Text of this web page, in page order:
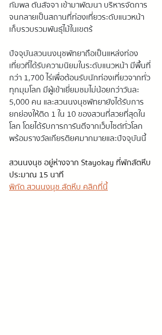
กัมพล ตันสัจจา เข้ามาพัฒนา บริหารจัดการ
จนกลายเป็นสถานที่ท่องเที่ยวระดับแนวหน้า
เก็บรวบรวมพันธุ์ไม้ในเขตร้
ปัจจุบันสวนนงนุชพัทยาถือเป็นแหล่งท่อง
เที่ยวที่ได้รับความนิยมในระดับแนวหน้า มีพื้นที่
กว่า 1,700 ไร่เพื่อต้อนรับนักท่องเที่ยวจากทั่ว
ทุกมุมโลก มีผู้เข้าเยี่ยมชมไม่น้อยกว่าวันละ
5,000 คน และสวนนงนุชพัทยายังได้รับการ
ยกย่องให้ติด 1 ใน 10 ของสวนที่สวยที่สุดใน
โลก โดยได้รับการการันตีจากเว็บไซต์ทั่วโลก
พร้อมรางวัลเกียรติยศมากมายและปัจจุบันนี้
สวนนงนุช อยู่ห่างจาก Stayokay ที่พักสัตหีบ
ประมาณ 15 นาที
พิกัด สวนนงนุช สัตหีบ คลิกที่นี้